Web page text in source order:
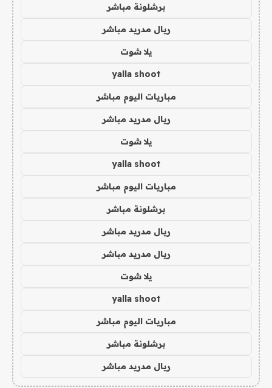
برشلونة مباشر
ريال مدريد مباشر
يلا شوت
yalla shoot
مباريات اليوم مباشر
ريال مدريد مباشر
يلا شوت
yalla shoot
مباريات اليوم مباشر
برشلونة مباشر
ريال مدريد مباشر
ريال مدريد مباشر
يلا شوت
yalla shoot
مباريات اليوم مباشر
برشلونة مباشر
ريال مدريد مباشر